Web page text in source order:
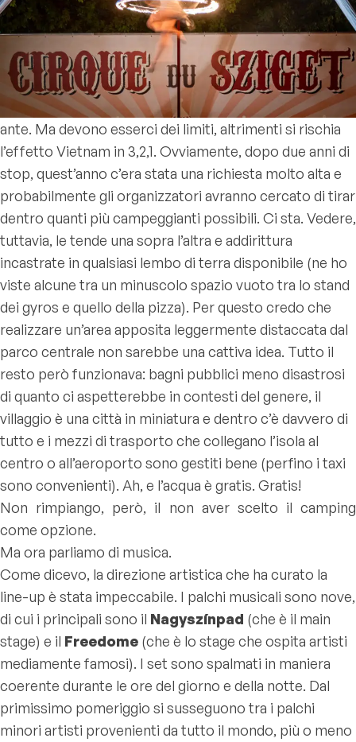
ante. Ma devono esserci dei limiti, altrimenti si rischia
l’effetto Vietnam in 3,2,1. Ovviamente, dopo due anni di
stop, quest’anno c’era stata una richiesta molto alta e
probabilmente gli organizzatori avranno cercato di tirar
dentro quanti più campeggianti possibili. Ci sta. Vedere,
tuttavia, le tende una sopra l’altra e addirittura
incastrate in qualsiasi lembo di terra disponibile (ne ho
viste alcune tra un minuscolo spazio vuoto tra lo stand
dei gyros e quello della pizza). Per questo credo che
realizzare un’area apposita leggermente distaccata dal
parco centrale non sarebbe una cattiva idea. Tutto il
resto però funzionava: bagni pubblici meno disastrosi
di quanto ci aspetterebbe in contesti del genere, il
villaggio è una città in miniatura e dentro c’è davvero di
tutto e i mezzi di trasporto che collegano l’isola al
centro o all’aeroporto sono gestiti bene (perfino i taxi
sono convenienti). Ah, e l’acqua è gratis. Gratis!
Non rimpiango, però, il non aver scelto il camping
come opzione.
Ma ora parliamo di musica.
Come dicevo, la direzione artistica che ha curato la
line-up è stata impeccabile. I palchi musicali sono nove,
di cui i principali sono il Nagyszínpad (che è il main
stage) e il Freedome (che è lo stage che ospita artisti
mediamente famosi). I set sono spalmati in maniera
coerente durante le ore del giorno e della notte. Dal
primissimo pomeriggio si susseguono tra i palchi
minori artisti provenienti da tutto il mondo, più o meno